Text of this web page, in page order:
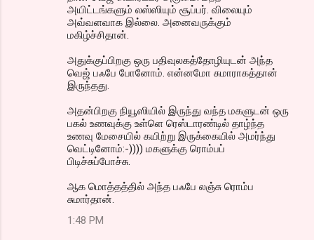
அயிட்டங்களும் லஸ்ஸியும் சூப்பர். விலையும்
அவ்வளவாக இல்லை. அனைவருக்கும்
மகிழ்ச்சிதான்.
அதுக்குப்பிறகு ஒரு பதிவுலகத்தோழியுடன் அந்த
வெஜ் பஃபே போனோம். என்னமோ சுமாராகத்தான்
இருந்தது.
அதன்பிறகு நியூஸியில் இருந்து வந்த மகளுடன் ஒரு
பகல் உணவுக்கு உள்ளெ ரெஸ்டாரண்டில் தாழ்ந்த
உணவு மேசையில் கயிற்று இருக்கையில் அமர்ந்து
வெட்டினோம்:-)))) மகளுக்கு ரொம்பப்
பிடிச்சுப்போச்சு.
ஆக மொத்தத்தில் அந்த பஃபே லஞ்சு ரொம்ப
சுமார்தான்.
1:48 PM